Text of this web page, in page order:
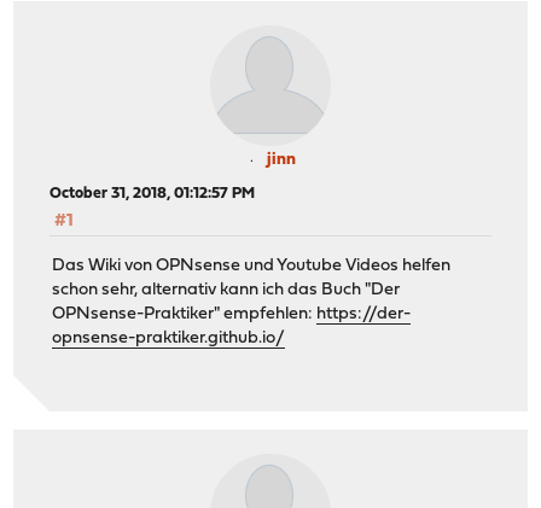
jinn
October 31, 2018, 01:12:57 PM
#1
Das Wiki von OPNsense und Youtube Videos helfen
schon sehr, alternativ kann ich das Buch "Der
OPNsense-Praktiker" empfehlen: https://der-
opnsense-praktiker.github.io/